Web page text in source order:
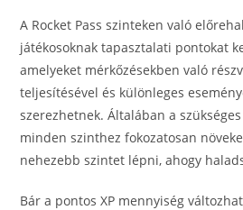
A Rocket Pass szinteken való
játékosoknak tapasztalati pontokat
amelyeket mérkőzésekben való
teljesítésével és különleges
szerezhetnek. Általában a
minden szinthez fokozatosan
nehezebb szintet lépni, ahogy
Bár a pontos XP mennyiség